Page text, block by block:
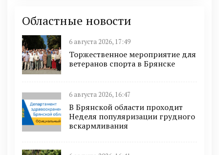
Областные новости
6 августа 2026, 17:49
Торжественное мероприятие для
ветеранов спорта в Брянске
6 августа 2026, 16:47
В Брянской области проходит
Неделя популяризации грудного
вскармливания